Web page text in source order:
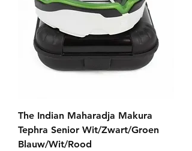
The Indian Maharadja Makura
Tephra Senior Wit/Zwart/Groen
Blauw/Wit/Rood